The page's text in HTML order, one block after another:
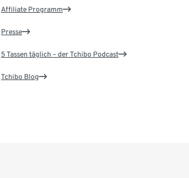
Affiliate Programm
Presse
5 Tassen täglich – der Tchibo Podcast
Tchibo Blog